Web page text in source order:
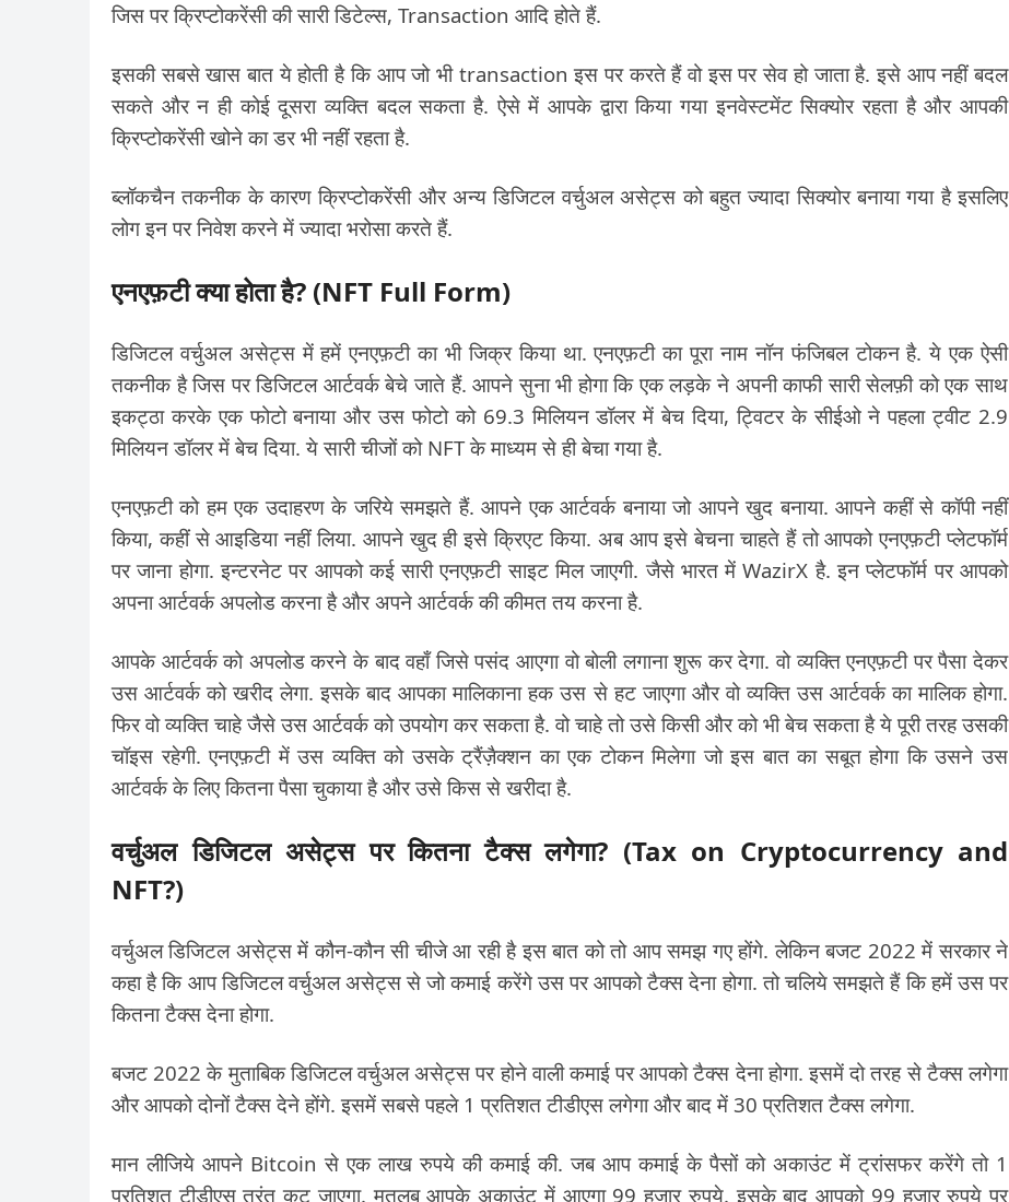
जिस पर क्रिप्टोकरेंसी की सारी डिटेल्स, Transaction आदि होते हैं.
इसकी सबसे खास बात ये होती है कि आप जो भी transaction इस पर करते हैं वो इस पर सेव हो जाता है. इसे आप नहीं बदल
सकते और न ही कोई दूसरा व्यक्ति बदल सकता है. ऐसे में आपके द्वारा किया गया इनवेस्टमेंट सिक्योर रहता है और आपकी
क्रिप्टोकरेंसी खोने का डर भी नहीं रहता है.
ब्लॉकचैन तकनीक के कारण क्रिप्टोकरेंसी और अन्य डिजिटल वर्चुअल असेट्स को बहुत ज्यादा सिक्योर बनाया गया है इसलिए
लोग इन पर निवेश करने में ज्यादा भरोसा करते हैं.
एनएफ़टी क्या होता है? (NFT Full Form)
डिजिटल वर्चुअल असेट्स में हमें एनएफ़टी का भी जिक्र किया था. एनएफ़टी का पूरा नाम नॉन फंजिबल टोकन है. ये एक ऐसी
तकनीक है जिस पर डिजिटल आर्टवर्क बेचे जाते हैं. आपने सुना भी होगा कि एक लड़के ने अपनी काफी सारी सेलफ़ी को एक साथ
इकट्ठा करके एक फोटो बनाया और उस फोटो को 69.3 मिलियन डॉलर में बेच दिया, ट्विटर के सीईओ ने पहला ट्वीट 2.9
मिलियन डॉलर में बेच दिया. ये सारी चीजों को NFT के माध्यम से ही बेचा गया है.
एनएफ़टी को हम एक उदाहरण के जरिये समझते हैं. आपने एक आर्टवर्क बनाया जो आपने खुद बनाया. आपने कहीं से कॉपी नहीं
किया, कहीं से आइडिया नहीं लिया. आपने खुद ही इसे क्रिएट किया. अब आप इसे बेचना चाहते हैं तो आपको एनएफ़टी प्लेटफॉर्म
पर जाना होगा. इन्टरनेट पर आपको कई सारी एनएफ़टी साइट मिल जाएगी. जैसे भारत में WazirX है. इन प्लेटफॉर्म पर आपको
अपना आर्टवर्क अपलोड करना है और अपने आर्टवर्क की कीमत तय करना है.
आपके आर्टवर्क को अपलोड करने के बाद वहाँ जिसे पसंद आएगा वो बोली लगाना शुरू कर देगा. वो व्यक्ति एनएफ़टी पर पैसा देकर
उस आर्टवर्क को खरीद लेगा. इसके बाद आपका मालिकाना हक उस से हट जाएगा और वो व्यक्ति उस आर्टवर्क का मालिक होगा.
फिर वो व्यक्ति चाहे जैसे उस आर्टवर्क को उपयोग कर सकता है. वो चाहे तो उसे किसी और को भी बेच सकता है ये पूरी तरह उसकी
चॉइस रहेगी. एनएफ़टी में उस व्यक्ति को उसके ट्रैंज़ैक्शन का एक टोकन मिलेगा जो इस बात का सबूत होगा कि उसने उस
आर्टवर्क के लिए कितना पैसा चुकाया है और उसे किस से खरीदा है.
वर्चुअल डिजिटल असेट्स पर कितना टैक्स लगेगा? (Tax on Cryptocurrency and
NFT?)
वर्चुअल डिजिटल असेट्स में कौन-कौन सी चीजे आ रही है इस बात को तो आप समझ गए होंगे. लेकिन बजट 2022 में सरकार ने
कहा है कि आप डिजिटल वर्चुअल असेट्स से जो कमाई करेंगे उस पर आपको टैक्स देना होगा. तो चलिये समझते हैं कि हमें उस पर
कितना टैक्स देना होगा.
बजट 2022 के मुताबिक डिजिटल वर्चुअल असेट्स पर होने वाली कमाई पर आपको टैक्स देना होगा. इसमें दो तरह से टैक्स लगेगा
और आपको दोनों टैक्स देने होंगे. इसमें सबसे पहले 1 प्रतिशत टीडीएस लगेगा और बाद में 30 प्रतिशत टैक्स लगेगा.
मान लीजिये आपने Bitcoin से एक लाख रुपये की कमाई की. जब आप कमाई के पैसों को अकाउंट में ट्रांसफर करेंगे तो 1
प्रतिशत टीडीएस तुरंत कट जाएगा. मतलब आपके अकाउंट में आएगा 99 हजार रुपये. इसके बाद आपको 99 हजार रुपये पर